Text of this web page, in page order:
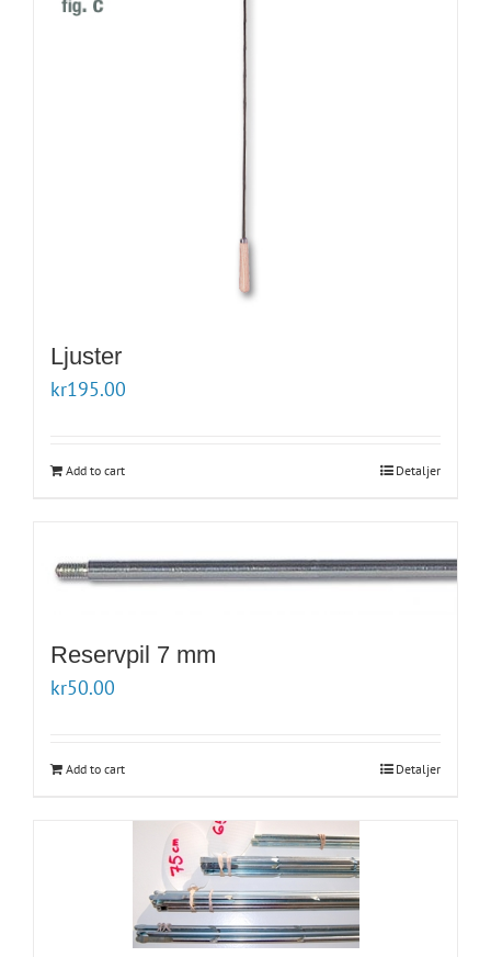
Ljuster
kr195.00
Add to cart Detaljer
Reservpil 7 mm
kr50.00
Add to cart Detaljer